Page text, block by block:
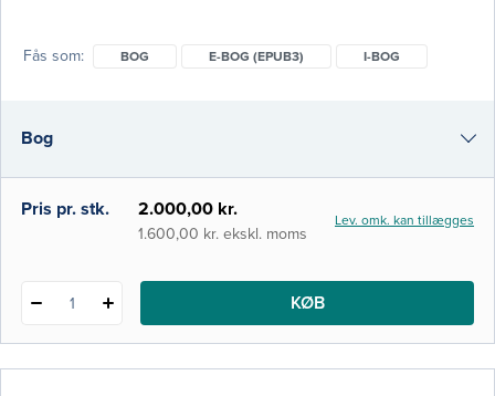
førende specialister. Bøgerne er til den
Medicin i København, Aarhus, Odense og
Aalborg. Derudover k
Fås som BOG E-BOG (EPUB3) I-BOG
Bog
e-bog (epub3)
Pris pr. stk. 2.000,00 kr.
1.600,00 kr. ekskl. moms
Lev. omk. kan tillægges
1 KØB